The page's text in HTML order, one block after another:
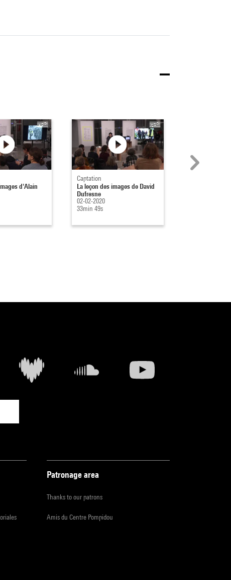
d'Alain
Captation
La leçon des images de David
Dufresne
02-02-2020
33min 49s
Patronage area
Thanks to our patrons
Amis du Centre Pompidou